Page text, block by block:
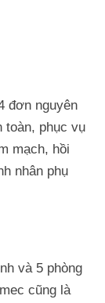
đơn nguyên
toàn, phục vụ
mạch, hồi
nhân phụ
và 5 phòng
cũng là